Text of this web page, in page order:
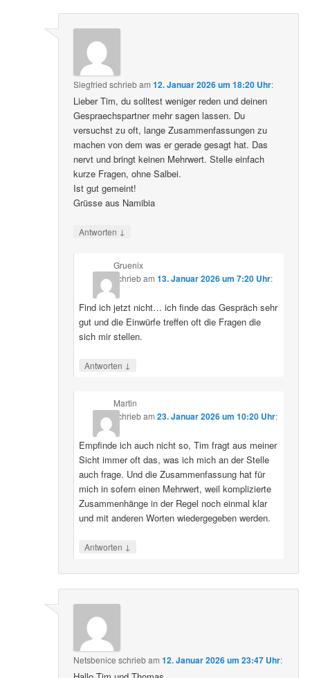
Siegfried schriebam12. Januar 2026 um 18:20 Uhr:
Lieber Tim, du solltest weniger reden und deinen
Gespraechspartner mehr sagen lassen. Du
versuchst zu oft, lange Zusammenfassungen zu
machen von dem was er gerade gesagt hat. Das
nervt und bringt keinen Mehrwert. Stelle einfach
kurze Fragen, ohne Salbei.
Ist gut gemeint!
Grüsse aus Namibia
Antworten ↓
Gruenix
schriebam 13. Januar 2026 um 7:20 Uhr:
Find ich jetzt nicht… ich finde das Gespräch sehr
gut und die Einwürfe treffen oft die Fragen die
sich mir stellen.
Antworten ↓
Martin
schriebam 23. Januar 2026 um 10:20 Uhr:
Empfinde ich auch nicht so, Tim fragt aus meiner
Sicht immer oft das, was ich mich an der Stelle
auch frage. Und die Zusammenfassung hat für
mich in sofern einen Mehrwert, weil komplizierte
Zusammenhänge in der Regel noch einmal klar
und mit anderen Worten wiedergegeben werden.
Antworten ↓
Netsbenice schriebam12. Januar 2026 um 23:47 Uhr: